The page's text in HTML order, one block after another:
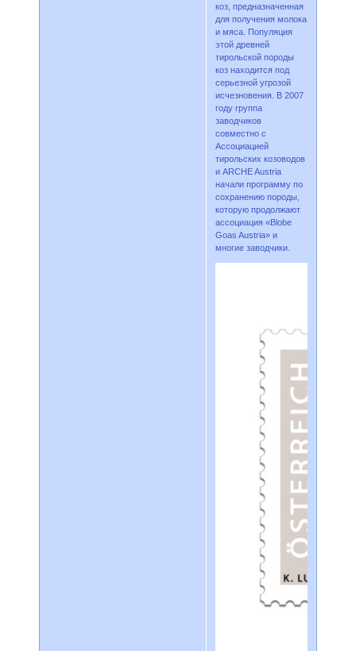
коз, предназначенная
для получения молока
и мяса. Популяция
этой древней
тирольской породы
коз находится под
серьезной угрозой
исчезновения. В 2007
году группа
заводчиков
совместно с
Ассоциацией
тирольских козоводов
и ARCHE Austria
начали программу по
сохранению породы,
которую продолжают
ассоциация «Blobe
Goas Austria» и
многие заводчики.